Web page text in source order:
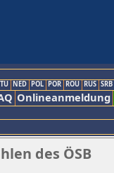
NED POL POR ROU RUS SRB
Onlineanmeldung
des ÖSB